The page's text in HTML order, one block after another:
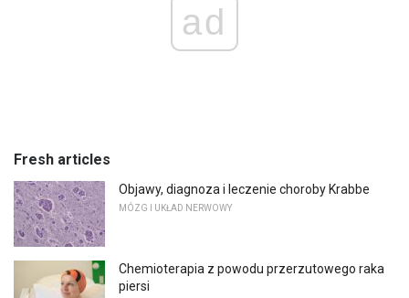
ad
Fresh articles
Objawy, diagnoza i leczenie choroby Krabbe
MÓZG I UKŁAD NERWOWY
Chemioterapia z powodu przerzutowego raka
piersi